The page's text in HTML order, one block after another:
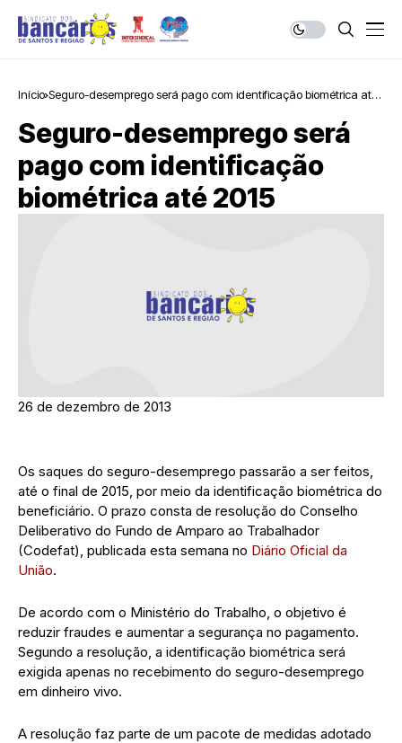
Início Seguro-desemprego será pago com identificação biométrica até
Seguro-desemprego será
pago com identificação
biométrica até 2015
26 de dezembro de 2013
Os saques do seguro-desemprego passarão a ser feitos,
até o final de 2015, por meio da identificação biométrica do
beneficiário. O prazo consta de resolução do Conselho
Deliberativo do Fundo de Amparo ao Trabalhador
(Codefat), publicada esta semana no Diário Oficial da
União.
De acordo com o Ministério do Trabalho, o objetivo é
reduzir fraudes e aumentar a segurança no pagamento.
Segundo a resolução, a identificação biométrica será
exigida apenas no recebimento do seguro-desemprego
em dinheiro vivo.
A resolução faz parte de um pacote de medidas adotado